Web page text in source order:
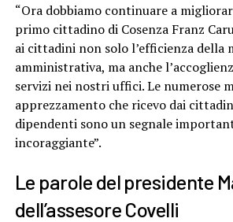
“Ora dobbiamo continuare a
primo cittadino di Cosenza Franz
ai cittadini non solo l’efficienza della
amministrativa, ma anche
servizi nei nostri uffici. Le numerose
apprezzamento che ricevo dai
dipendenti sono un segnale
incoraggiante”.
Le parole del presidente
dell’assesore Covelli